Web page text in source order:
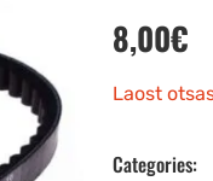
8,00€
Laost
Categories: